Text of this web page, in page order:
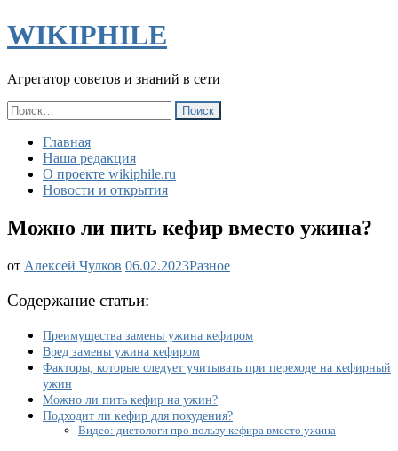
WIKIPHILE
Агрегатор советов и знаний в сети
Найти:
Главная
Наша редакция
О проекте wikiphile.ru
Новости и открытия
Можно ли пить кефир вместо ужина?
от Алексей Чулков 06.02.2023Можно
вместо
ужина?
Разное
Содержание статьи:
Преимущества замены ужина кефиром
Вред замены ужина кефиром
Факторы, которые следует учитывать при переходе на кефирный
ужин
Можно ли пить кефир на ужин?
Подходит ли кефир для похудения?
Видео: диетологи про пользу кефира вместо ужина